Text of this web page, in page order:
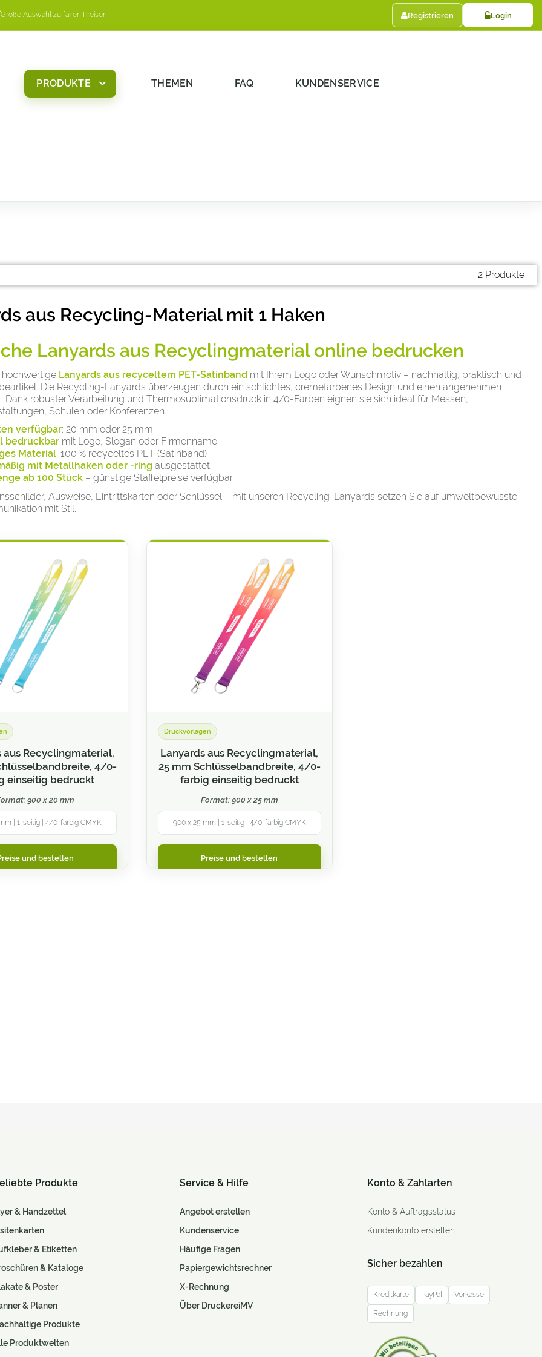
Große Auswahl zu fairen Preisen Registrieren Login
PRODUKTE THEMEN FAQ KUNDENSERVICE
2 Produkte
aus Recycling-Material mit 1 Haken
Lanyards aus Recyclingmaterial online bedrucken
hochwertige Lanyards aus recyceltem PET-Satinbandmit Ihrem Logo oder Wunschmotiv – nachhaltig, praktisch und
Die Recycling-Lanyards überzeugen durch ein schlichtes, cremefarbenes Design und einen angenehmen
Dank robuster Verarbeitung und Thermosublimationsdruck in 4/0-Farben eignen sie sich ideal für Messen,
Schulen oder Konferenzen.
verfügbar: 20 mm oder 25 mm
bedruckbarmit Logo, Slogan oder Firmenname
Material: 100 % recyceltes PET (Satinband)
mit Metallhaken oder -ring ausgestattet
ab 100 Stück– günstige Staffelpreise verfügbar
Ausweise, Eintrittskarten oder Schlüssel – mit unseren Recycling-Lanyards setzen Sie auf umweltbewusste
mit Stil.
aus Recyclingmaterial,
4/0-
einseitig bedruckt
900 x 20 mm
| 1-seitig | 4/0-farbig CMYK
und bestellen
Druckvorlagen
Lanyards aus Recyclingmaterial,
25 mm Schlüsselbandbreite, 4/0-
farbig einseitig bedruckt
Format: 900 x 25 mm
900 x 25 mm | 1-seitig | 4/0-farbig CMYK
Preise und bestellen
Produkte
& Handzettel
& Etiketten
& Kataloge
& Poster
& Planen
Produkte
Produktwelten
Service & Hilfe
Angebot erstellen
Kundenservice
Häufige Fragen
Papiergewichtsrechner
X-Rechnung
Über DruckereiMV
Konto & Zahlarten
Konto & Auftragsstatus
Kundenkonto erstellen
Sicher bezahlen
Kreditkarte PayPal Vorkasse
Rechnung